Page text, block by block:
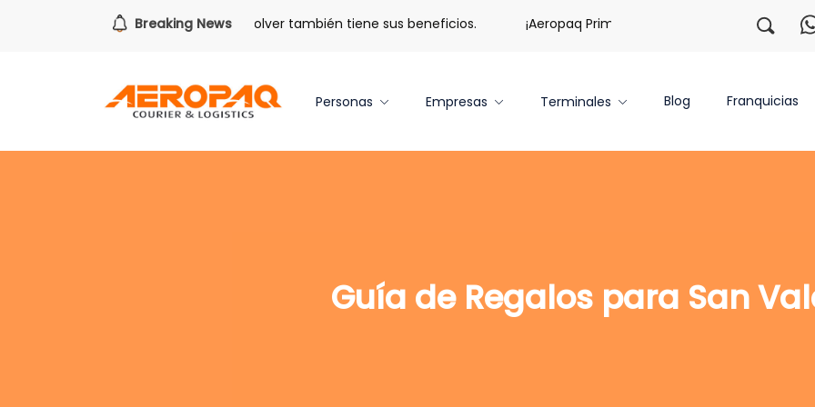
Breaking News
Para todo lo que viene. Volver también tiene sus beneficios. ¡Aeropaq Prime TE DA MÁS! ¡Regístrate
Personas Empresas Terminales Blog Franquicias
Guía de Regalos para San